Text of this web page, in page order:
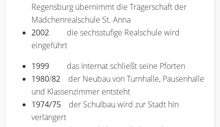
Regensburg übernimmt die Trägerschaft der
Mädchenrealschule St. Anna
2002 die sechsstufige Realschule wird
eingeführt
1999 das Internat schließt seine Pforten
1980/82 der Neubau von Turnhalle, Pausenhalle
und Klassenzimmer entsteht
1974/75 der Schulbau wird zur Stadt hin
verlängert